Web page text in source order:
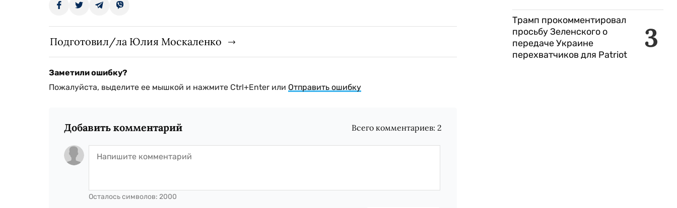
Подготовил/ла Юлия Москаленко
Заметили ошибку?
Пожалуйста, выделите ее мышкой и нажмите Ctrl+Enter или Отправить ошибку
Добавить комментарий Всего комментариев: 2
Осталось символов: 2000
3
Трамп прокомментировал
просьбу Зеленского о
передаче Украине
перехватчиков для Patriot